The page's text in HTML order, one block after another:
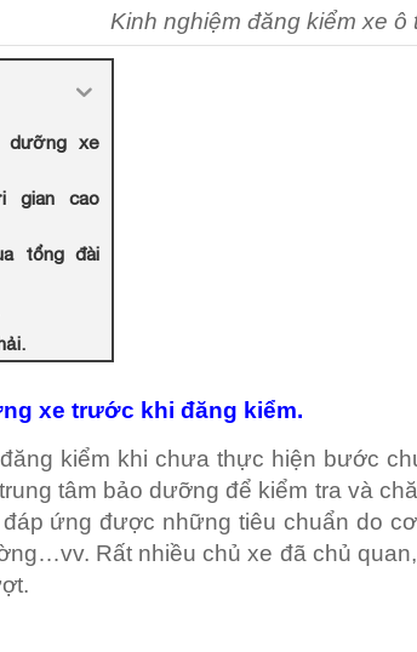
Kinh nghiệm đăng kiểm xe ô
dưỡng xe
gian cao
tổng đài
xe trước khi đăng kiểm.
kiểm khi chưa thực hiện bước
tâm bảo dưỡng để kiểm tra và
ứng được những tiêu chuẩn do
Rất nhiều chủ xe đã chủ